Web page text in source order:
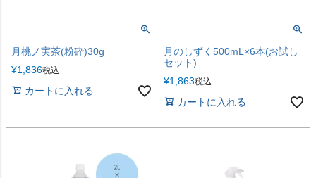
月桃ノ実茶(粉砕)30g
¥1,836税込
カートに入れる
月のしずく500mL×6本(お試し
セット)
¥1,863税込
カートに入れる